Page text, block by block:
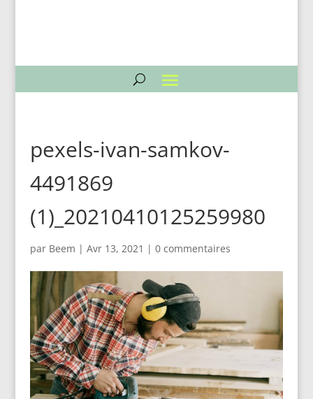
pexels-ivan-samkov-
4491869
(1)_20210410125259980
par Beem | Avr 13, 2021 | 0 commentaires